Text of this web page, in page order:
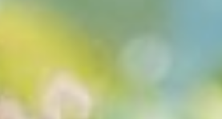
ont pour objectif de
et avec une volonté de
pour chaque maison.